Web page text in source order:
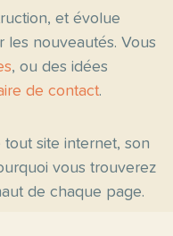
et évolue
les nouveautés. Vous
, ou des idées
de contact.
tout site internet, son
vous trouverez
de chaque page.